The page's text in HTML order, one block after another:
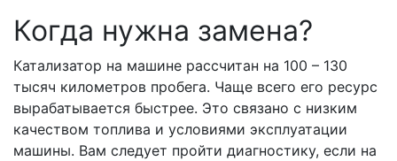
Когда нужна замена?
Катализатор на машине рассчитан на 100 – 130
тысяч километров пробега. Чаще всего его ресурс
вырабатывается быстрее. Это связано с низким
качеством топлива и условиями эксплуатации
машины. Вам следует пройти диагностику, если на